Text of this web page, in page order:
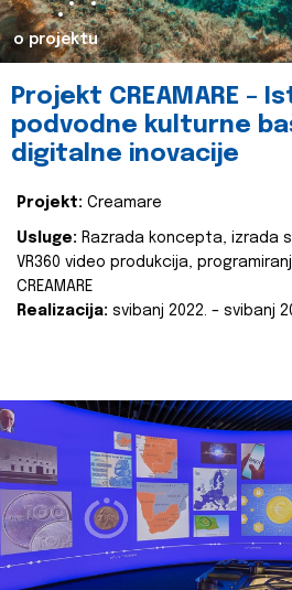
o projektu
Projekt CREAMARE –
podvodne kulturne
digitalne inovacije
Projekt: Creamare
Usluge: Razrada koncepta, izrada
VR360 video produkcija,
CREAMARE
Realizacija: svibanj 2022. – svibanj